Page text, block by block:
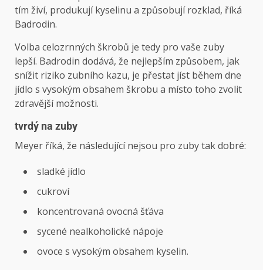
tím živí, produkují kyselinu a způsobují rozklad, říká
Badrodin.
Volba celozrnných škrobů je tedy pro vaše zuby
lepší. Badrodin dodává, že nejlepším způsobem, jak
snížit riziko zubního kazu, je přestat jíst během dne
jídlo s vysokým obsahem škrobu a místo toho zvolit
zdravější možnosti.
tvrdý na zuby
Meyer říká, že následující nejsou pro zuby tak dobré:
sladké jídlo
cukroví
koncentrovaná ovocná šťáva
sycené nealkoholické nápoje
ovoce s vysokým obsahem kyselin.